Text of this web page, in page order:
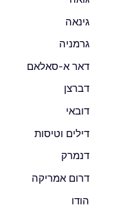
גינאה
גרמניה
דאר א-סאלאם
דברצן
דובאי
דילים וטיסות
דנמרק
דרום אמריקה
הודו